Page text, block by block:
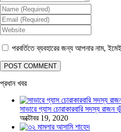
পরবর্তিতে ব্যবহারের জন্য আপনার নাম,
প্রধান খবর
সাভারে গ্যাস চোরাকারবারি সদস্য রাজন
অক্টোবর 19, 2020